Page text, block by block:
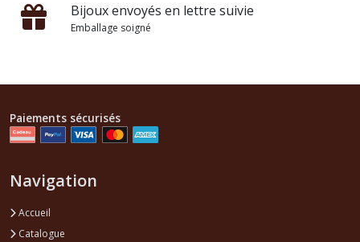
Bijoux envoyés en lettre suivie
Emballage soigné
Paiements sécurisés
Navigation
Accueil
Catalogue